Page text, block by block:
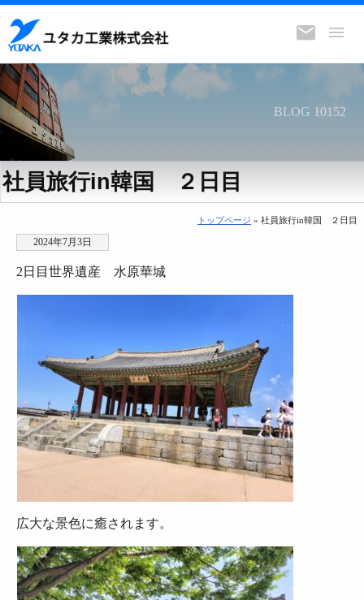
BLOG 10152
社員旅行in韓国 ２日目
トップページ » 社員旅行in韓国 ２日目
2024年7月3日
2日目世界遺産 水原華城
広大な景色に癒されます。